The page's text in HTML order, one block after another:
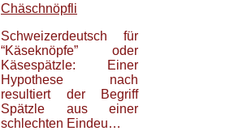
Chäschnöpfli
Schweizerdeutsch für
“Käseknöpfe” oder
Käsespätzle: Einer
Hypothese nach
resultiert der Begriff
Spätzle aus einer
schlechten Eindeu…